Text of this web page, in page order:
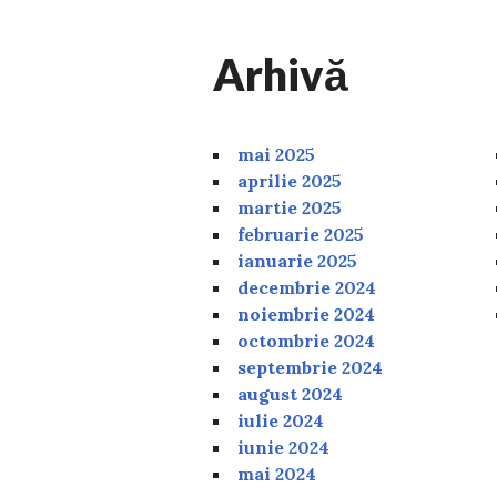
Arhivă
mai 2025
aprilie 2025
martie 2025
februarie 2025
ianuarie 2025
decembrie 2024
noiembrie 2024
octombrie 2024
septembrie 2024
august 2024
iulie 2024
iunie 2024
mai 2024